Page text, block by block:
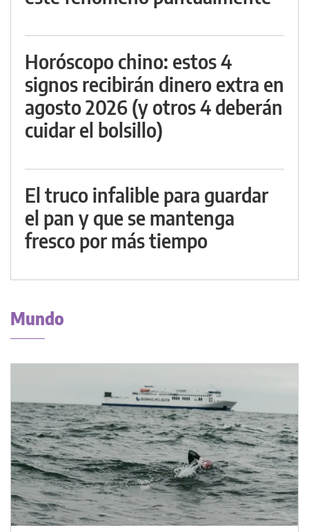
Horóscopo chino: estos 4
signos recibirán dinero extra en
agosto 2026 (y otros 4 deberán
cuidar el bolsillo)
El truco infalible para guardar
el pan y que se mantenga
fresco por más tiempo
Mundo